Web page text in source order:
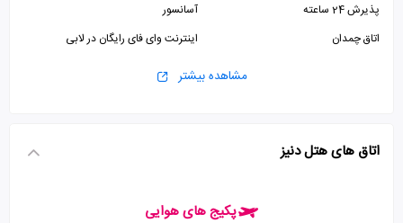
پذیرش 24 ساعته
آسانسور
اتاق چمدان
اینترنت وای فای رایگان در لابی
مشاهده بیشتر
اتاق های هتل دنیز
پکیج های هوایی